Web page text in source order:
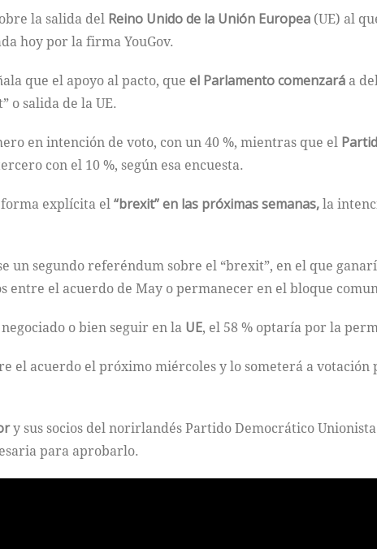
la salida del Reino Unido de la Unión Europea (UE) al
hoy por la firma YouGov.
que el apoyo al pacto, que el Parlamento comenzará a
o salida de la UE.
en intención de voto, con un 40 %, mientras que el
con el 10 %, según esa encuesta.
forma explícita el“brexit” en las próximas semanas,la
un segundo referéndum sobre el “brexit”, en el que
entre el acuerdo de May o permanecer en el bloque
o bien seguir en la UE, el 58 % optaría por la
el acuerdo el próximo miércoles y lo someterá a
y sus socios del norirlandés Partido Democrático
para aprobarlo.